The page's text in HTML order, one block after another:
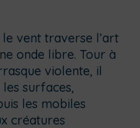
vent traverse l’art
onde libre. Tour à
violente, il
surfaces,
les mobiles
créatures